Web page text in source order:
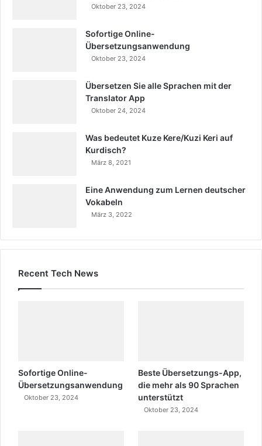
Oktober 23, 2024
Sofortige Online-
Übersetzungsanwendung
Oktober 23, 2024
Übersetzen Sie alle Sprachen mit der
Translator App
Oktober 24, 2024
Was bedeutet Kuze Kere/Kuzi Keri auf
Kurdisch?
März 8, 2021
Eine Anwendung zum Lernen deutscher
Vokabeln
März 3, 2022
Recent Tech News
Sofortige Online-
Übersetzungsanwendung
Oktober 23, 2024
Beste Übersetzungs-App,
die mehr als 90 Sprachen
unterstützt
Oktober 23, 2024